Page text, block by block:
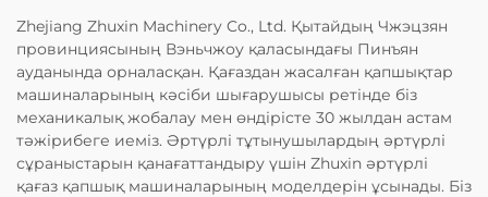
Zhejiang Zhuxin Machinery Co., Ltd. Қытайдың Чжэцзян
провинциясының Вэньчжоу қаласындағы Пинъян
ауданында орналасқан. Қағаздан жасалған қапшықтар
машиналарының кәсіби шығарушысы ретінде біз
механикалық жобалау мен өндірісте 30 жылдан астам
тәжірибеге иеміз. Әртүрлі тұтынушылардың әртүрлі
сұраныстарын қанағаттандыру үшін Zhuxin әртүрлі
қағаз қапшық машиналарының моделдерін ұсынады. Біз